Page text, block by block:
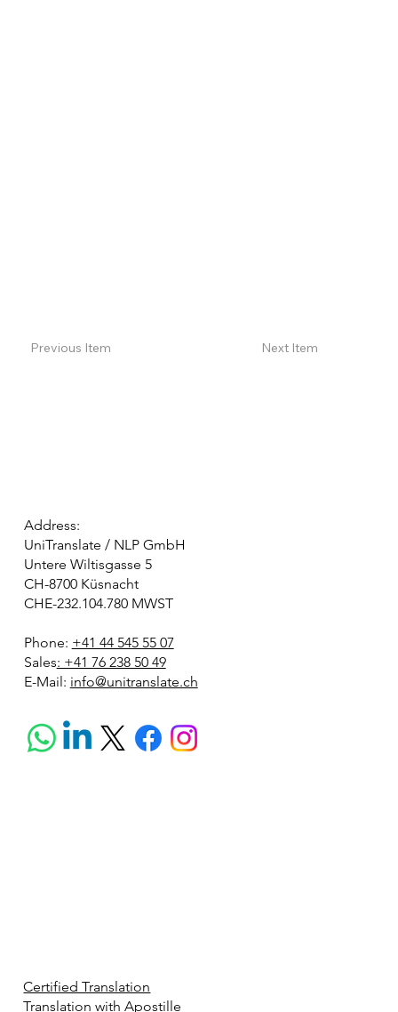
Previous Item Next Item
Address:
UniTranslate / NLP GmbH
Untere Wiltisgasse 5
CH-8700 Küsnacht
CHE-232.104.780 MWST
Phone: +41 44 545 55 07
Sales: +41 76 238 50 49
E-Mail: info@unitranslate.ch
Certified Translation
Translation with Apostille